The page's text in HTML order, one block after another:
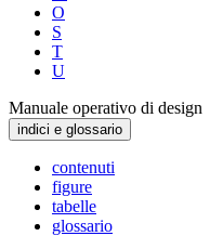
O
S
T
U
Manuale operativo di design
indici e glossario
contenuti
figure
tabelle
glossario